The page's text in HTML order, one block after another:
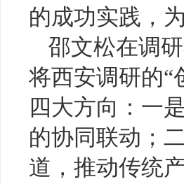
的成功实践，
邵文松在调
将西安调研的“
四大方向：一
的协同联动；
道，推动传统